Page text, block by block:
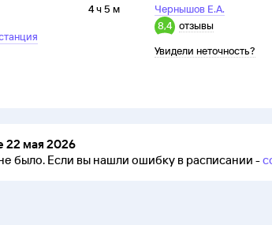
4 ч 5 м
Чернышов Е.А.
8,4 отзывы
Увидели неточность?
22 мая 2026
было. Если вы нашли ошибку в расписании -